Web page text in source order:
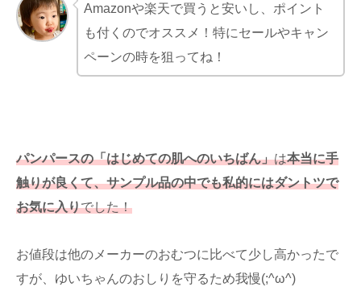
Amazonや楽天で買うと安いし、ポイント
も付くのでオススメ！特にセールやキャン
ペーンの時を狙ってね！
パンパースの「はじめての肌へのいちばん」は本当に手
触りが良くて、サンプル品の中でも私的にはダントツで
お気に入りでした！
お値段は他のメーカーのおむつに比べて少し高かったで
すが、ゆいちゃんのおしりを守るため我慢(;^ω^)